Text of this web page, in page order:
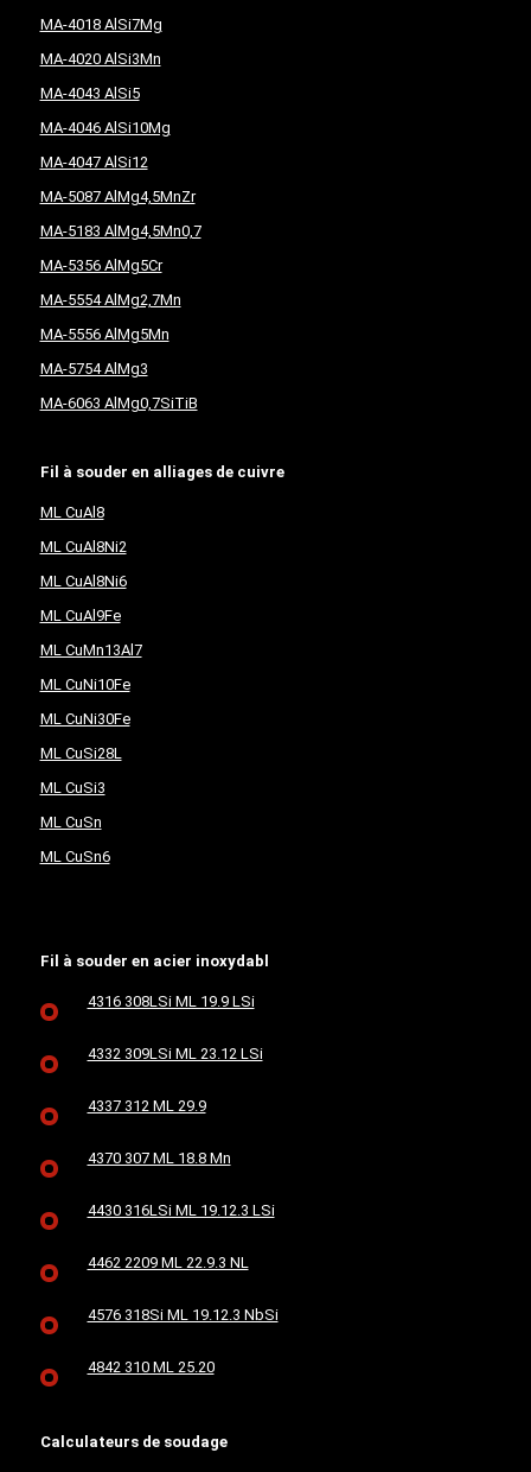
MA-4018 AlSi7Mg
MA-4020 AlSi3Mn
MA-4043 AlSi5
MA-4046 AlSi10Mg
MA-4047 AlSi12
MA-5087 AlMg4,5MnZr
MA-5183 AlMg4,5Mn0,7
MA-5356 AlMg5Cr
MA-5554 AlMg2,7Mn
MA-5556 AlMg5Mn
MA-5754 AlMg3
MA-6063 AlMg0,7SiTiB
Fil à souder en alliages de cuivre
ML CuAl8
ML CuAl8Ni2
ML CuAl8Ni6
ML CuAl9Fe
ML CuMn13Al7
ML CuNi10Fe
ML CuNi30Fe
ML CuSi28L
ML CuSi3
ML CuSn
ML CuSn6
Fil à souder en acier inoxydabl
4316 308LSi ML 19.9 LSi
4332 309LSi ML 23.12 LSi
4337 312 ML 29.9
4370 307 ML 18.8 Mn
4430 316LSi ML 19.12.3 LSi
4462 2209 ML 22.9.3 NL
4576 318Si ML 19.12.3 NbSi
4842 310 ML 25.20
Calculateurs de soudage